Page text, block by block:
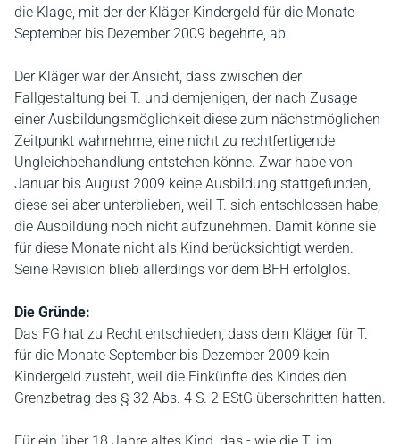
die Klage, mit der der Kläger Kindergeld für die Monate
September bis Dezember 2009 begehrte, ab.
Der Kläger war der Ansicht, dass zwischen der
Fallgestaltung bei T. und demjenigen, der nach Zusage
einer Ausbildungsmöglichkeit diese zum nächstmöglichen
Zeitpunkt wahrnehme, eine nicht zu rechtfertigende
Ungleichbehandlung entstehen könne. Zwar habe von
Januar bis August 2009 keine Ausbildung stattgefunden,
diese sei aber unterblieben, weil T. sich entschlossen habe,
die Ausbildung noch nicht aufzunehmen. Damit könne sie
für diese Monate nicht als Kind berücksichtigt werden.
Seine Revision blieb allerdings vor dem BFH erfolglos.
Die Gründe:
Das FG hat zu Recht entschieden, dass dem Kläger für T.
für die Monate September bis Dezember 2009 kein
Kindergeld zusteht, weil die Einkünfte des Kindes den
Grenzbetrag des § 32 Abs. 4 S. 2 EStG überschritten hatten.